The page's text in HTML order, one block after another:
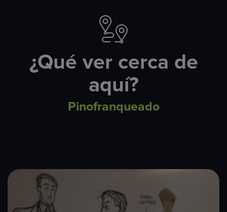
¿Qué ver cerca de
aquí?
Pinofranqueado